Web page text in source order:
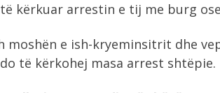
kërkuar arrestin e tij me burg
moshën e ish-kryeminsitrit dhe
të kërkohej masa arrest shtëpie.